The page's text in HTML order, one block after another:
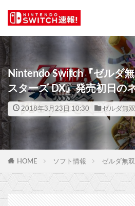
Nintendo Switch『ゼルダ
スターズ DX』発売初日の
2018年3月23日 10:30 ゼルダ無双
HOME ソフト情報 ゼルダ無双